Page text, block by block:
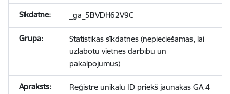
_ga_5BVDH62V9C
Statistikas sīkdatnes (nepieciešamas, lai
uzlabotu vietnes darbību un
pakalpojumus)
Reģistrē unikālu ID priekš jaunākās GA 4